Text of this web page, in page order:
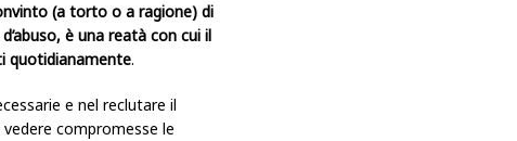
(a torto o a ragione) di
è una reatà con cui il
quotidianamente.
e nel reclutare il
compromesse le